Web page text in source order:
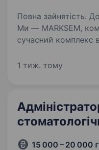
Повна зайнятість.
Ми — MARKSEM,
сучасний комплекс
і знову. Ми шукаємо
1 тиж. тому
15 000 – 20 000